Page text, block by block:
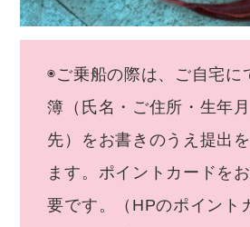
◉ご乗船の際は、ご自宅に
簿（氏名・ご住所・生年
先）をお書きのうえ提出
ます。ポイントカードを
要です。（HPのポイント